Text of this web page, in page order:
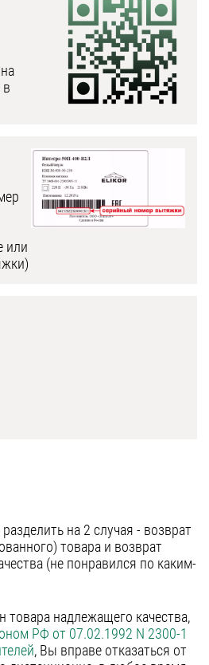
в
или
на 2 случая - возврат
товара и возврат
(не понравился по каким-
надлежащего качества,
РФ от 07.02.1992 N 2300-1
, Вы вправе отказаться от